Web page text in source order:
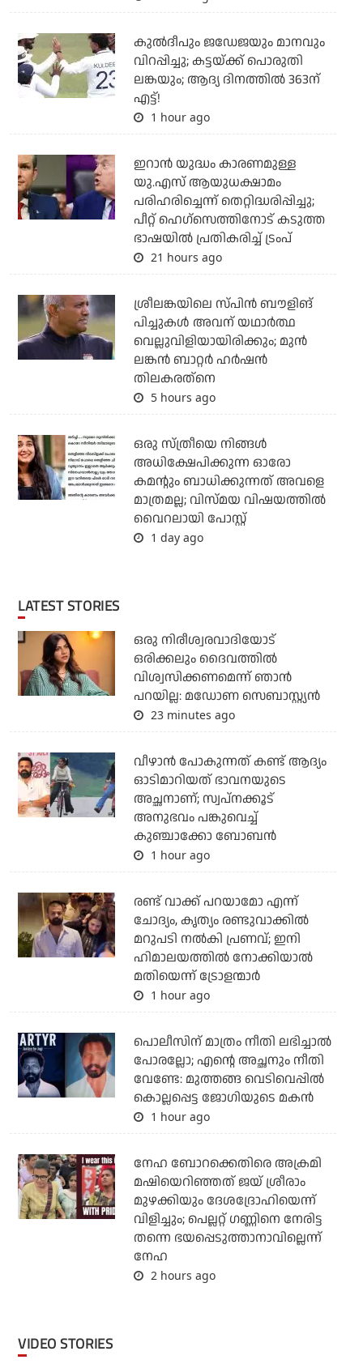
കുല്‍ദീപും ജഡേജയും മാനവും
വിറപ്പിച്ചു; കട്ടയ്ക്ക് പൊരുതി
ലങ്കയും; ആദ്യ ദിനത്തില്‍ 363ന്
എട്ട്!
1 hour ago
ഇറാന്‍ യുദ്ധം കാരണമുള്ള
യു.എസ് ആയുധക്ഷാമം
പരിഹരിച്ചെന്ന് തെറ്റിദ്ധരിപ്പിച്ചു;
പീറ്റ് ഹെഗ്‌സെത്തിനോട് കടുത്ത
ഭാഷയില്‍ പ്രതികരിച്ച് ട്രംപ്
21 hours ago
ശ്രീലങ്കയിലെ സ്പിന്‍ ബൗളിങ്
പിച്ചുകള്‍ അവന് യഥാര്‍ത്ഥ
വെല്ലുവിളിയായിരിക്കും; മുന്‍
ലങ്കന്‍ ബാറ്റര്‍ ഹര്‍ഷന്‍
തിലകരത്‌നെ
5 hours ago
ഒരു സ്ത്രീയെ നിങ്ങള്‍
അധിക്ഷേപിക്കുന്ന ഓരോ
കമന്റും ബാധിക്കുന്നത് അവളെ
മാത്രമല്ല; വിസ്മയ വിഷയത്തില്‍
വൈറലായി പോസ്റ്റ്
1 day ago
LATEST STORIES
ഒരു നിരീശ്വരവാദിയോട്
ഒരിക്കലും ദൈവത്തിൽ
വിശ്വസിക്കണമെന്ന് ഞാൻ
പറയില്ല: മഡോണ സെബാസ്റ്റ്യൻ
23 minutes ago
വീഴാന്‍ പോകുന്നത് കണ്ട് ആദ്യം
ഓടിമാറിയത് ഭാവനയുടെ
അച്ഛനാണ്; സ്വപ്‌നക്കൂട്
അനുഭവം പങ്കുവെച്ച്
കുഞ്ചാക്കോ ബോബന്‍
1 hour ago
രണ്ട് വാക്ക് പറയാമോ എന്ന്
ചോദ്യം, കൃത്യം രണ്ടുവാക്കില്‍
മറുപടി നല്‍കി പ്രണവ്; ഇനി
ഹിമാലയത്തില്‍ നോക്കിയാല്‍
മതിയെന്ന് ട്രോളന്മാര്‍
1 hour ago
പൊലീസിന് മാത്രം നീതി ലഭിച്ചാല്‍
പോരല്ലോ; എന്റെ അച്ഛനും നീതി
വേണ്ടേ: മുത്തങ്ങ വെടിവെപ്പില്‍
കൊല്ലപ്പെട്ട ജോഗിയുടെ മകന്‍
1 hour ago
നേഹ ബോറക്കെതിരെ അക്രമി
മഷിയെറിഞ്ഞത് ജയ് ശ്രീരാം
മുഴക്കിയും ദേശദ്രോഹിയെന്ന്
വിളിച്ചും; പെല്ലറ്റ് ഗണ്ണിനെ നേരിട്ട
തന്നെ ഭയപ്പെടുത്താനാവില്ലെന്ന്
നേഹ
2 hours ago
VIDEO STORIES